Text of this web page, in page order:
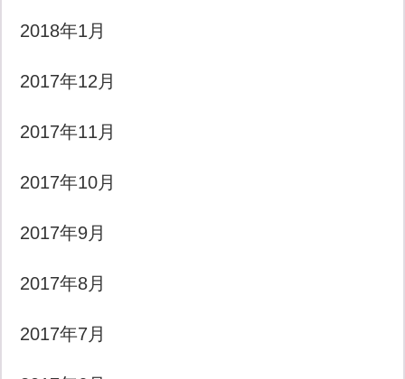
2018年1月
2017年12月
2017年11月
2017年10月
2017年9月
2017年8月
2017年7月